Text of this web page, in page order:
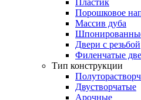
Пластик
Порошковое
Массив дуба
Двери с резьбой
Филенчатые
Тип конструкции
Двустворчатые
Арочные